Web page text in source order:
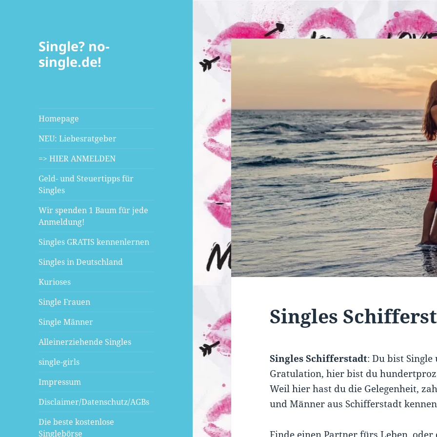
Single? no-
single.de!
Homepage
NEU: Liebesratgeber
=> HIER ANMELDEN
Geld- und Steuertipps für
Singles
Wir spenden 1 Baum für jede
Anmeldung!
Singles GRATIS kennenlernen
Singles in Deutschland
Kurioses
Single Frauen
Single Männer
Alleinerziehende Singles
single-girls
Impressum
Disclaimer/Datenschutz/AGBs
Die beste kostenlose
Singlebörse
Singles
Singles Schifferstadt: Du bist
Gratulation, hier bist du
Weil hier hast du die Gelegenheit,
und Männer aus Schifferstadt
Finde einen Partner fürs Leben, oder